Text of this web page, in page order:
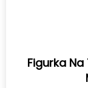
Figurka